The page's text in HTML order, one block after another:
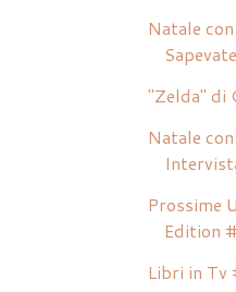
Natale
"Zelda" di
Natale
Prossime
Edition
Libri in Tv